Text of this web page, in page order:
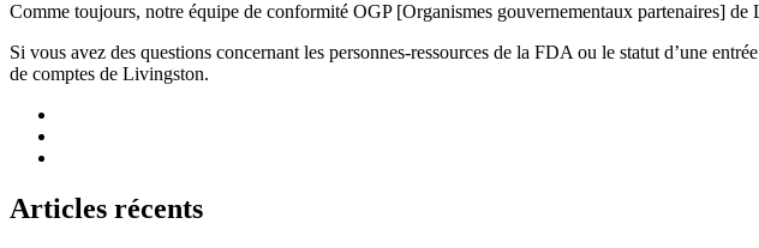
Comme toujours, notre équipe de conformité OGP [Organismes gouvernementaux partenaires]
Si vous avez des questions concernant les personnes-ressources de la FDA ou le statut d’une
de comptes de Livingston.
Articles récents